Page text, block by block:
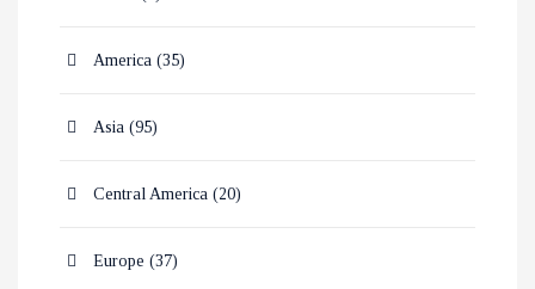
America (35)
Asia (95)
Central America (20)
Europe (37)